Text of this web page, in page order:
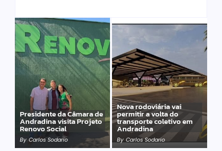
Presidente da Câmara de
Andradina visita Projeto
Renovo Social
By Carlos Sodario
Nova rodoviária vai
permitir a volta do
transporte coletivo em
Andradina
By Carlos Sodario